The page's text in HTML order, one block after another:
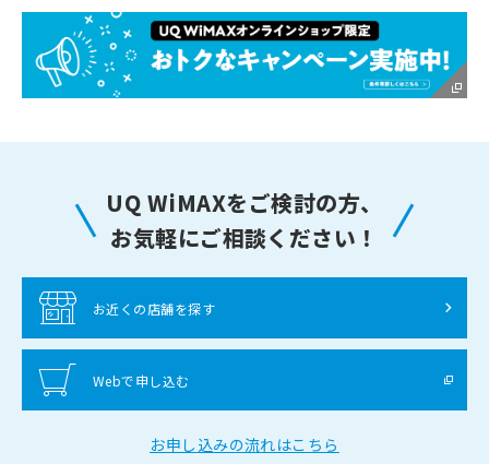
UQ WiMAXをご検討の方、
お気軽にご相談ください！
お近くの店舗を探す
Webで申し込む
お申し込みの流れはこちら